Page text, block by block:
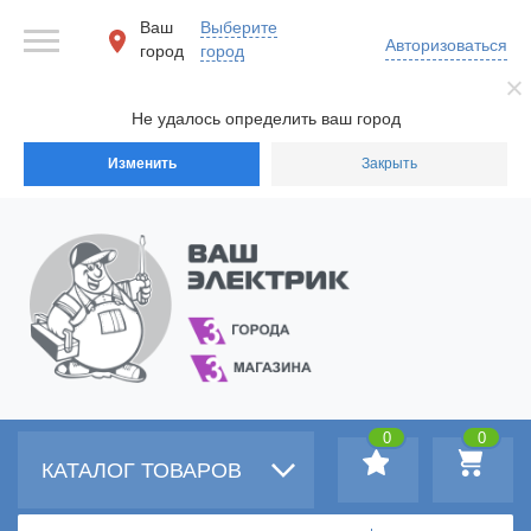
Не удалось определить ваш город
Изменить Закрыть
Ваш
город
Выберите
город
Авторизоваться
КАТАЛОГ ТОВАРОВ
0
0